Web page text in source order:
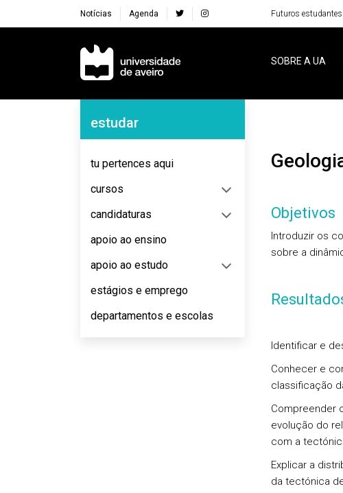
Notícias Agenda Futuros estudantes
Navegação Principal
SOBRE A UA
Navegação Lateral
estudar
tu pertences aqui
cursos
candidaturas
apoio ao ensino
apoio ao estudo
estágios e emprego
departamentos e escolas
Objetivos
Introduzir os
sobre a
Identificar e
Conhecer e
classificação
Compreender
evolução do
com a
Explicar a
da tectónica